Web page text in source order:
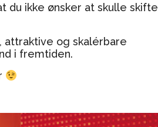
du ikke ønsker at skulle skifte
attraktive og skalérbare
i fremtiden.